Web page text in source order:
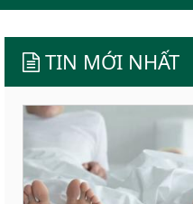
TIN MỚI NHẤT